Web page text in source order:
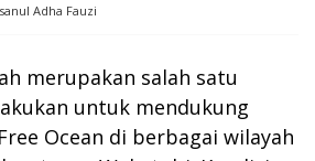
Adha Fauzi
merupakan salah satu
untuk mendukung
Ocean di berbagai wilayah